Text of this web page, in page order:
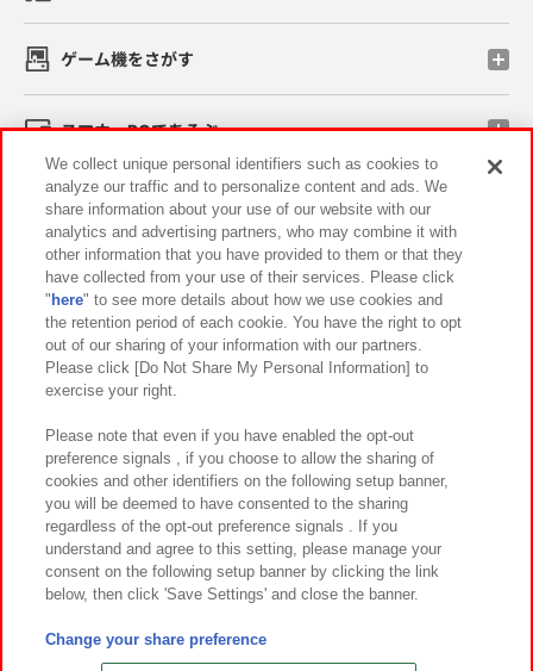
ゲーム機をさがす
スマホ・PCであそぶ
イベント・キャンペーン
関連会社 サステナビリティ サイトポリシー
プライバシーポリシー ウェブアクセシビリティ方針と検証結果
お取引先さまとともに
カスタマーハラスメント対応方針 よくあるご質問・お問い合わせ
©Bandai Namco Amusement Inc.
©Bandai Namco Amusement Lab Inc.
We collect unique personal identifiers such as cookies to
analyze our traffic and to personalize content and ads. We
share information about your use of our website with our
analytics and advertising partners, who may combine it with
other information that you have provided to them or that they
have collected from your use of their services. Please click
" here" to see more details about how we use cookies and
the retention period of each cookie. You have the right to opt
out of our sharing of your information with our partners.
Please click [Do Not Share My Personal Information] to
exercise your right.
Please note that even if you have enabled the opt-out
preference signals , if you choose to allow the sharing of
cookies and other identifiers on the following setup banner,
you will be deemed to have consented to the sharing
regardless of the opt-out preference signals . If you
understand and agree to this setting, please manage your
consent on the following setup banner by clicking the link
below, then click 'Save Settings' and close the banner.
Change your share preference